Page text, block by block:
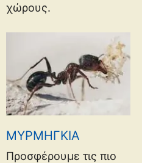
χώρους.
ΜΥΡΜΗΓΚΙΑ
Προσφέρουμε τις πιο